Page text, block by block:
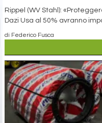
Rippel (WV Stahl):
Dazi Usa al 50% avranno
di Federico Fusca